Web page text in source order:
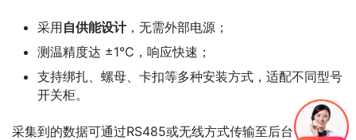
采用自供能设计，无需外部电源；
测温精度达 ±1℃，响应快速；
支持绑扎、螺母、卡扣等多种安装方式，适配不同型号
开关柜。
采集到的数据可通过RS485或无线方式传输至后台，与局放